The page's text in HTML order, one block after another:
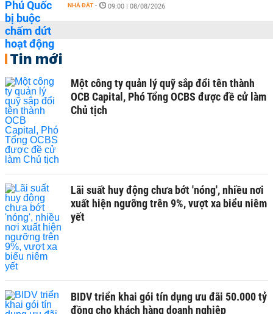
NHÀ ĐẤT - 09:00 | 08/08/2026
Tin mới
Một công ty quản lý quỹ sắp đổi tên thành
OCB Capital, Phó Tổng OCBS được đề cử làm
Chủ tịch
Lãi suất huy động chưa bớt 'nóng', nhiều nơi
xuất hiện ngưỡng trên 9%, vượt xa biểu niêm
yết
BIDV triển khai gói tín dụng ưu đãi 50.000 tỷ
đồng cho khách hàng doanh nghiệp